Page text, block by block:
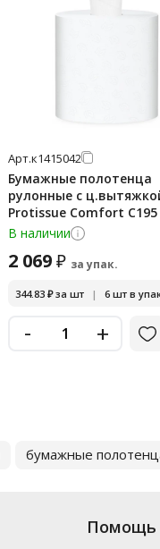
Арт.к1415042
Бумажные полотенца
рулонные с
Protissue Comfort C195
слой, белые, 6 рулонов
В наличии
2 069₽ за упак.
344.83 ₽за шт | 6 шт в
- +
бумажные
Помощь